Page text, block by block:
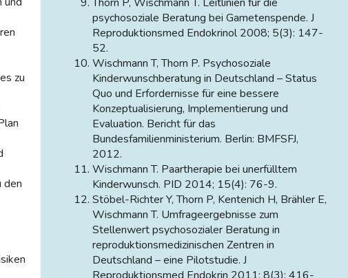
zu
den
psychosoziale Beratung bei Gametenspende. J
Reproduktionsmed Endokrinol 2008; 5(3): 147-
52.
Wischmann T, Thorn P. Psychosoziale
Kinderwunschberatung in Deutschland – Status
Quo und Erfordernisse für eine bessere
Konzeptualisierung, Implementierung und
Evaluation. Bericht für das
Bundesfamilienministerium. Berlin: BMFSFJ,
2012.
Wischmann T. Paartherapie bei unerfülltem
Kinderwunsch. PID 2014; 15(4): 76-9.
Stöbel-Richter Y, Thorn P, Kentenich H, Brähler E,
Wischmann T. Umfrageergebnisse zum
Stellenwert psychosozialer Beratung in
reproduktionsmedizinischen Zentren in
Deutschland – eine Pilotstudie. J